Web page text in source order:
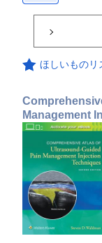
ほしいものリ
Management